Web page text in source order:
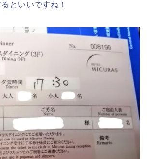
といいですね！